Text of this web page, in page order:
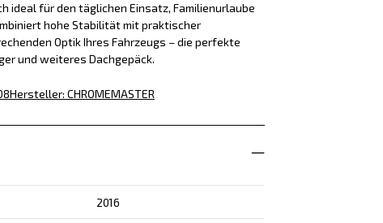
ideal für den täglichen Einsatz, Familienurlaube
hohe Stabilität mit praktischer
Optik Ihres Fahrzeugs – die perfekte
und weiteres Dachgepäck.
Hersteller: CHROMEMASTER
2016